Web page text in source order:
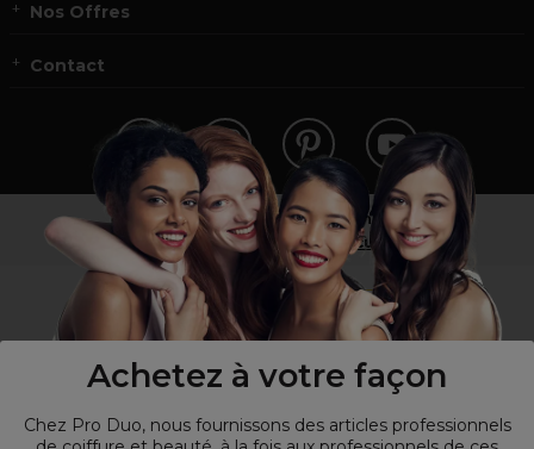
Achetez à votre façon
Chez Pro Duo, nous fournissons des articles professionnels
Nos Offres
Contact
Vous n’êtes pas un professionnel ?
Visitez notre site pour les particuliers!